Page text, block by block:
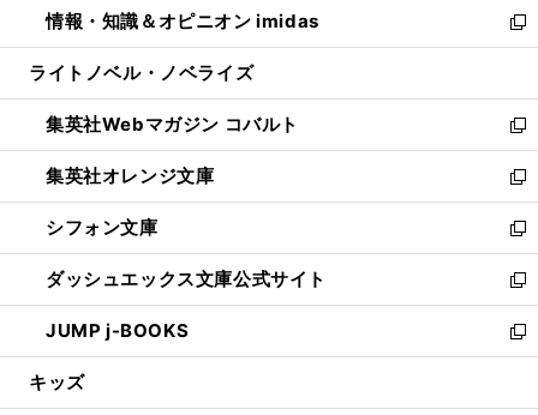
く
で
開
ド
ウ
開
く
ィ
ン
ウ
で
開
く
い
ウ
ン
ド
ウ
で
開
く
情報・知識＆オピニオン imidas
新
し
ウ
ィ
ン
ド
ウ
で
開
く
ライトノベル・ノベライズ
集英社Webマガジン コバルト
新
し
い
ウ
ィ
ン
ド
ウ
で
開
集英社オレンジ文庫
新
し
い
ウ
ィ
ン
ド
ウ
開
シフォン文庫
新
し
い
ウ
ィ
ン
ウ
ダッシュエックス文庫公式サイト
新
し
い
ウ
ン
JUMP j-BOOKS
新
し
キッズ